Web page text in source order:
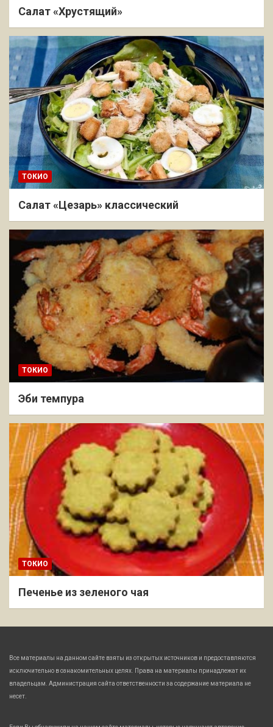
Салат «Хрустящий»
ТОКИО
Салат «Цезарь» классический
ТОКИО
Эби темпура
ТОКИО
Печенье из зеленого чая
Все материалы на данном сайте взяты из открытых источников и предоставляются
исключительно в ознакомительных целях. Права на материалы принадлежат их
владельцам. Администрация сайта ответственности за содержание материала не
несет.